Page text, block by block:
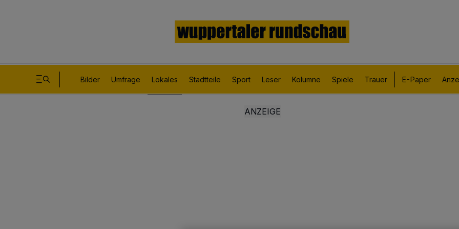
Bilder Umfrage Lokales Stadtteile Sport Leser Kolumne Spiele Trauer E-Paper